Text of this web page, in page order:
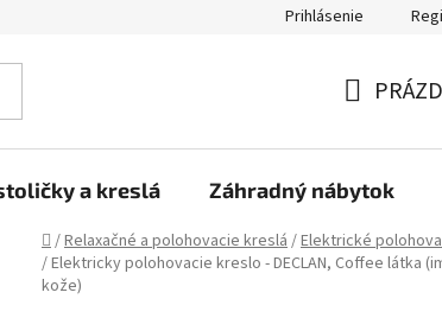
údajov Reklamačný poriadok, Záručné podmienky
Prihlásenie
KOŠÍK
a kreslá Záhradný nábytok
Domov
/Relaxačné a polohovacie kreslá/Elektrické
/Elektricky polohovacie kreslo - DECLAN, Coffee látka
kože)